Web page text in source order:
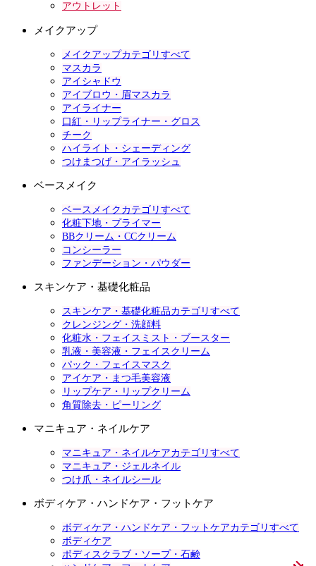
アウトレット
メイクアップ
メイクアップカテゴリすべて
マスカラ
アイシャドウ
アイブロウ・眉マスカラ
アイライナー
口紅・リップライナー・グロス
チーク
ハイライト・シェーディング
つけまつげ・アイラッシュ
ベースメイク
ベースメイクカテゴリすべて
化粧下地・プライマー
BBクリーム・CCクリーム
コンシーラー
ファンデーション・パウダー
スキンケア・基礎化粧品
スキンケア・基礎化粧品カテゴリすべて
クレンジング・洗顔料
化粧水・フェイスミスト・ブースター
乳液・美容液・フェイスクリーム
パック・フェイスマスク
アイケア・まつ毛美容液
リップケア・リップクリーム
角質除去・ピーリング
マニキュア・ネイルケア
マニキュア・ネイルケアカテゴリすべて
マニキュア・ジェルネイル
つけ爪・ネイルシール
ボディケア・ハンドケア・フットケア
ボディケア・ハンドケア・フットケアカテゴリすべて
ボディケア
ボディスクラブ・ソープ・石鹸